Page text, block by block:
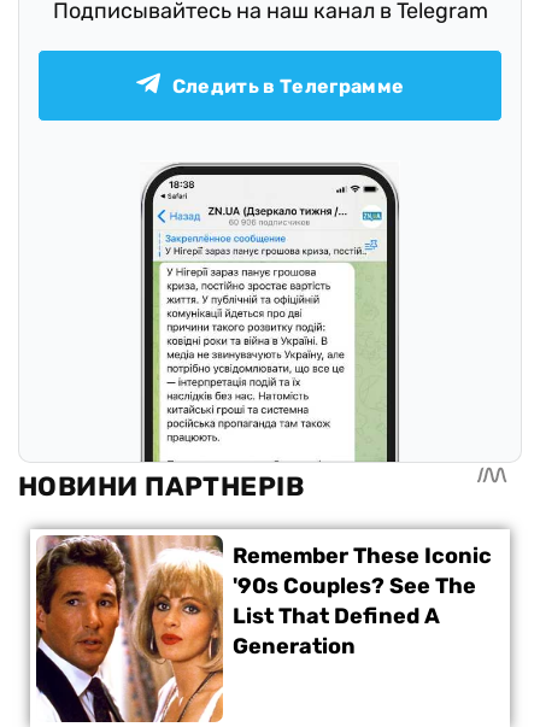
Подписывайтесь на наш канал в Telegram
Следить в Телеграмме